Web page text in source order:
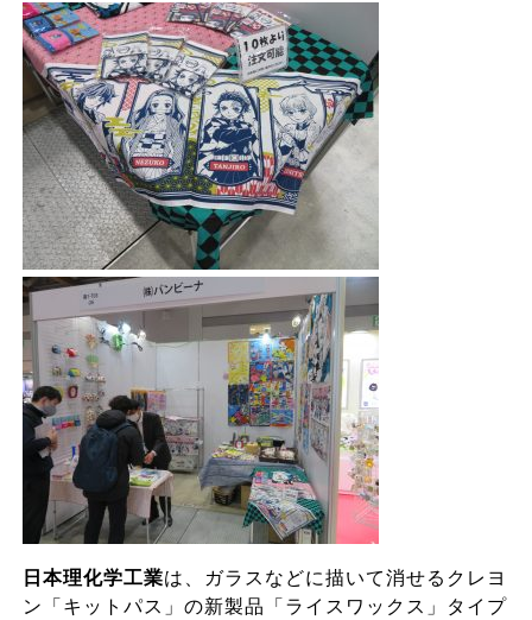
日本理化学工業は、ガラスなどに描いて消せるクレヨ
ン「キットパス」の新製品「ライスワックス」タイプ